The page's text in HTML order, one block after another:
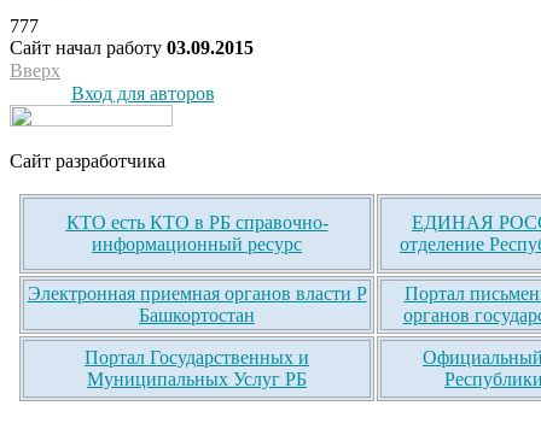
777
Сайт начал работу 03.09.2015
Вверх
Вход для авторов
Сайт разработчика
КТО есть КТО в РБ справочно-
информационный ресурс
ЕДИНАЯ
отделение
Электронная приемная органов власти Р
Башкортостан
Портал
органов
Портал Государственных и
Муниципальных Услуг РБ
Официальный